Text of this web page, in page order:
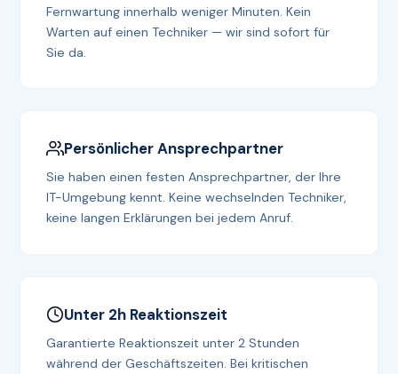
Fernwartung innerhalb weniger Minuten. Kein
Warten auf einen Techniker — wir sind sofort für
Sie da.
Persönlicher Ansprechpartner
Sie haben einen festen Ansprechpartner, der Ihre
IT-Umgebung kennt. Keine wechselnden Techniker,
keine langen Erklärungen bei jedem Anruf.
Unter 2h Reaktionszeit
Garantierte Reaktionszeit unter 2 Stunden
während der Geschäftszeiten. Bei kritischen